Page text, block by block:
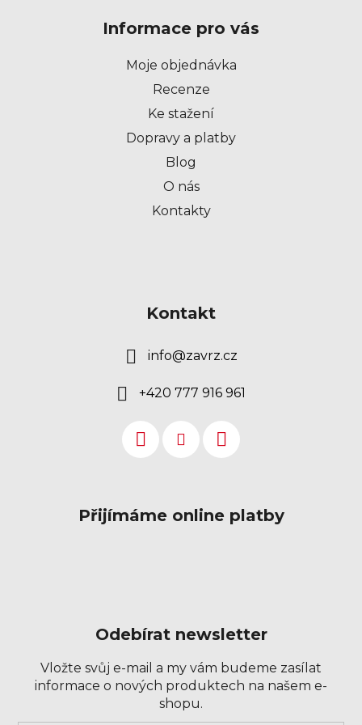
Informace pro vás
Moje objednávka
Recenze
Ke stažení
Dopravy a platby
Blog
O nás
Kontakty
Kontakt
info@zavrz.cz
+420 777 916 961
Přijímáme online platby
Odebírat newsletter
Vložte svůj e-mail a my vám budeme zasílat
informace o nových produktech na našem e-
shopu.